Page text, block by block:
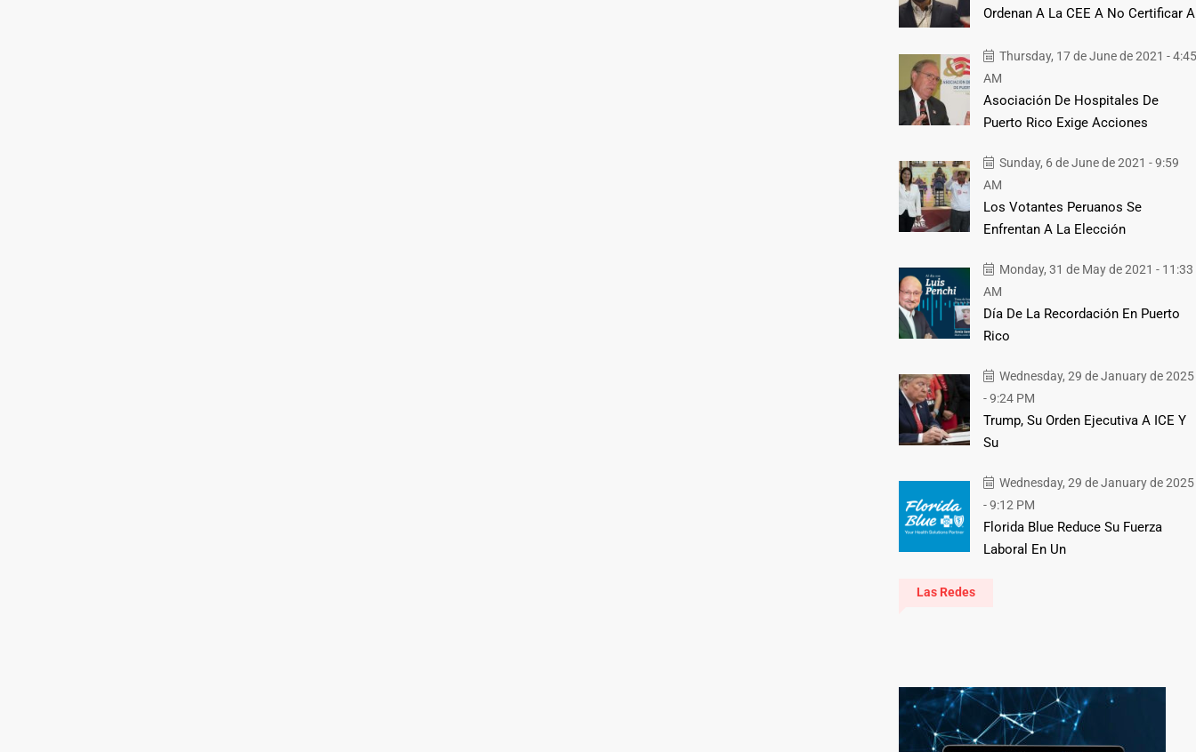
Ordenan A La CEE A No Certificar A
Thursday, 17 de June de 2021 - 4:45
AM
Asociación De Hospitales De
Puerto Rico Exige Acciones
Sunday, 6 de June de 2021 - 9:59
AM
Los Votantes Peruanos Se
Enfrentan A La Elección
Monday, 31 de May de 2021 - 11:33
AM
Día De La Recordación En Puerto
Rico
Wednesday, 29 de January de 2025
- 9:24 PM
Trump, Su Orden Ejecutiva A ICE Y
Su
Wednesday, 29 de January de 2025
- 9:12 PM
Florida Blue Reduce Su Fuerza
Laboral En Un
Las Redes